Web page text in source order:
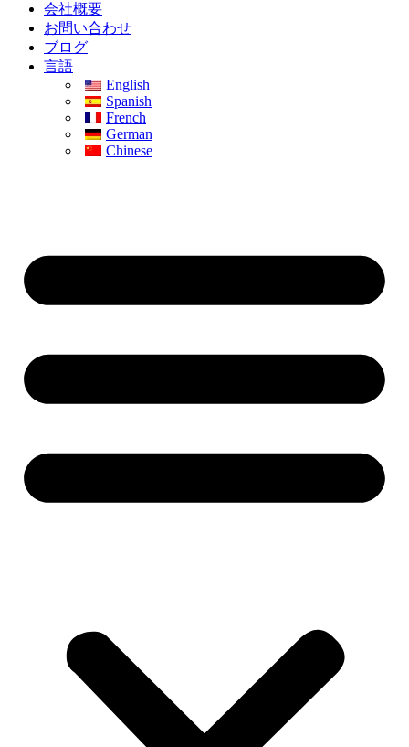
会社概要
お問い合わせ
ブログ
言語
English
Spanish
French
German
Chinese